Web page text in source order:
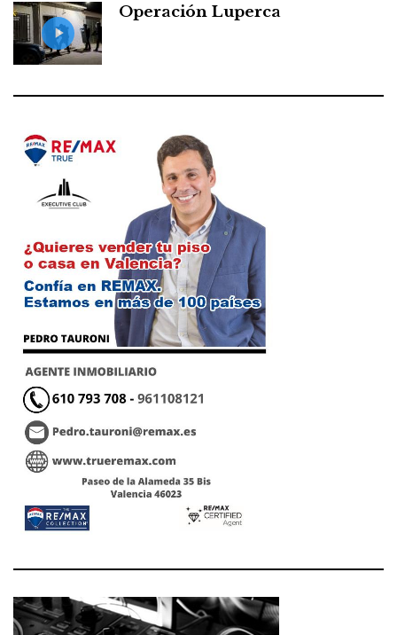
Operación Luperca